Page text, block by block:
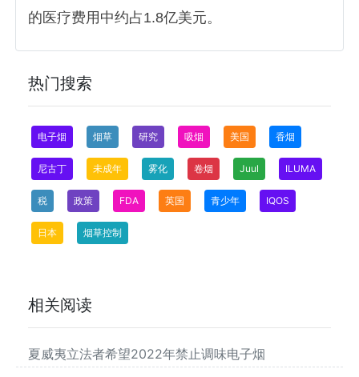
的医疗费用中约占1.8亿美元。
热门搜索
电子烟 烟草 研究 吸烟 美国 香烟
尼古丁 未成年 雾化 卷烟 Juul ILUMA
税 政策 FDA 英国 青少年 IQOS
日本 烟草控制
相关阅读
夏威夷立法者希望2022年禁止调味电子烟